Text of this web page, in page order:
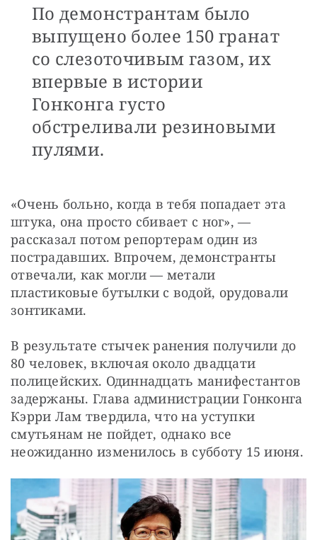
По демонстрантам было
выпущено более 150 гранат
со слезоточивым газом, их
впервые в истории
Гонконга густо
обстреливали резиновыми
пулями.
«Очень больно, когда в тебя попадает эта
штука, она просто сбивает с ног», —
рассказал потом репортерам один из
пострадавших. Впрочем, демонстранты
отвечали, как могли — метали
пластиковые бутылки с водой, орудовали
зонтиками.
В результате стычек ранения получили до
80 человек, включая около двадцати
полицейских. Одиннадцать манифестантов
задержаны. Глава администрации Гонконга
Кэрри Лам твердила, что на уступки
смутьянам не пойдет, однако все
неожиданно изменилось в субботу 15 июня.